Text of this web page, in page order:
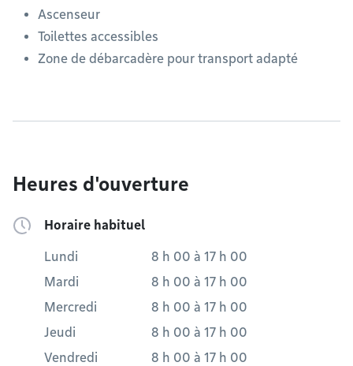
Ascenseur
Toilettes accessibles
Zone de débarcadère pour transport adapté
Heures d'ouverture
Horaire habituel
Lundi 8 h 00 à 17 h 00
Mardi
8 h 00 à 17 h 00
Mercredi
8 h 00 à 17 h 00
Jeudi
8 h 00 à 17 h 00
Vendredi
8 h 00 à 17 h 00